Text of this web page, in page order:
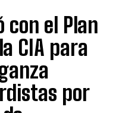
con el Plan
CIA para
por